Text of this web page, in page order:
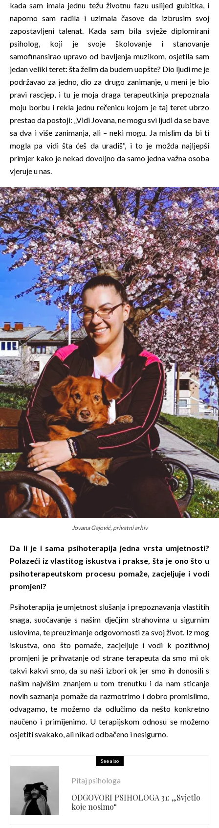
kada sam imala jednu težu životnu fazu uslijed gubitka, i
naporno sam radila i uzimala časove da izbrusim svoj
zapostavljeni talenat. Kada sam bila svježe diplomirani
psiholog, koji je svoje školovanje i stanovanje
samofinansirao upravo od bavljenja muzikom, osjetila sam
jedan veliki teret: šta želim da budem uopšte? Dio ljudi me je
podržavao za jedno, dio za drugo zanimanje, u meni je bio
pravi rascjep, i tu je moja draga terapeutkinja prepoznala
moju borbu i rekla jednu rečenicu kojom je taj teret ubrzo
prestao da postoji: „Vidi Jovana, ne mogu svi ljudi da se bave
sa dva i više zanimanja, ali – neki mogu. Ja mislim da bi ti
mogla pa vidi šta ćeš da uradiš“, i to je možda najljepši
primjer kako je nekad dovoljno da samo jedna važna osoba
vjeruje u nas.
Jovana Gajović, privatni arhiv
Da li je i sama psihoterapija jedna vrsta umjetnosti?
Polazeći iz vlastitog iskustva i prakse, šta je ono što u
psihoterapeutskom procesu pomaže, zacjeljuje i vodi
promjeni?
Psihoterapija je umjetnost slušanja i prepoznavanja vlastitih
snaga, suočavanje s našim dječjim strahovima u sigurnim
uslovima, te preuzimanje odgovornosti za svoj život. Iz mog
iskustva, ono što pomaže, zacjeljuje i vodi k pozitivnoj
promjeni je prihvatanje od strane terapeuta da smo mi ok
takvi kakvi smo, da su naši izbori ok jer smo ih donosili s
našim najvišim znanjem u tom trenutku i da nam sticanje
novih saznanja pomaže da razmotrimo i dobro promislimo,
odvagamo, te možemo da odlučimo da nešto konkretno
naučeno i primijenimo. U terapijskom odnosu se možemo
osjetiti svakako, ali nikad odbačeno i nesigurno.
See also
Pitaj psihologa
ODGOVORI PSIHOLOGA 31: „Svjetlo
koje nosimo“